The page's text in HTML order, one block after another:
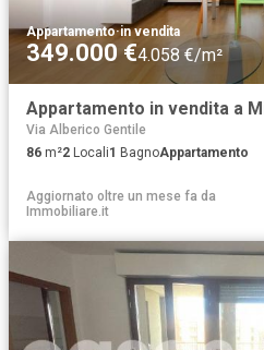
Appartamento·in vendita
349.000 €4.058 €/m²
Appartamento in vendita a
Via Alberico Gentile
86 m²2 Locali1 BagnoAppartamento
Aggiornato oltre un mese fa da
Immobiliare.it